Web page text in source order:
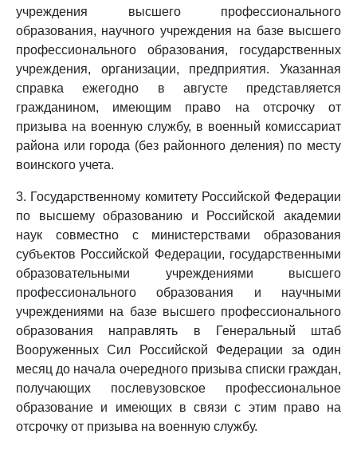
учреждения высшего профессионального
образования, научного учреждения на базе высшего
профессионального образования, государственных
учреждения, организации, предприятия. Указанная
справка ежегодно в августе представляется
гражданином, имеющим право на отсрочку от
призыва на военную службу, в военный комиссариат
района или города (без районного деления) по месту
воинского учета.
3. Государственному комитету Российской Федерации
по высшему образованию и Российской академии
наук совместно с министерствами образования
субъектов Российской Федерации, государственными
образовательными учреждениями высшего
профессионального образования и научными
учреждениями на базе высшего профессионального
образования направлять в Генеральный штаб
Вооруженных Сил Российской Федерации за один
месяц до начала очередного призыва списки граждан,
получающих послевузовское профессиональное
образование и имеющих в связи с этим право на
отсрочку от призыва на военную службу.